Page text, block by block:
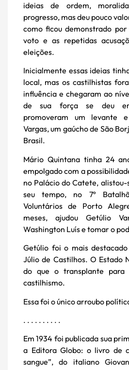
ideias de ordem,
progresso, mas deu pouco
como ficou demonstrado por
voto e as repetidas
eleições.
Inicialmente essas ideias
local, mas os castilhistas
influência e chegaram ao
de sua força se deu
promoveram um levante
Vargas, um gaúcho de São
Brasil.
Mário Quintana tinha 24
empolgado com a
no Palácio do Catete, alistou-
seu tempo, no 7º
Voluntários de Porto
meses, ajudou Getúlio
Washington Luís e tomar o
Getúlio foi o mais
Júlio de Castilhos. O Estado
do que o transplante para
castilhismo.
Essa foi o único arroubo
. . . . . . . . . .
Em 1934 foi publicada sua
a Editora Globo: o livro de
sangue”, do italiano